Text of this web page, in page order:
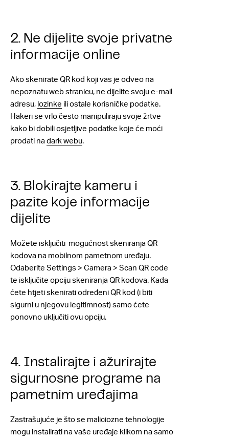
2. Ne dijelite svoje privatne
informacije online
Ako skenirate QR kod koji vas je odveo na
nepoznatu web stranicu, ne dijelite svoju e-mail
adresu, lozinke ili ostale korisničke podatke.
Hakeri se vrlo često manipuliraju svoje žrtve
kako bi dobili osjetljive podatke koje će moći
prodati na dark webu.
3. Blokirajte kameru i
pazite koje informacije
dijelite
Možete isključiti mogućnost skeniranja QR
kodova na mobilnom pametnom uređaju.
Odaberite Settings > Camera > Scan QR code
te isključite opciju skeniranja QR kodova. Kada
ćete htjeti skenirati određeni QR kod (i biti
sigurni u njegovu legitimnost) samo ćete
ponovno uključiti ovu opciju.
4. Instalirajte i ažurirajte
sigurnosne programe na
pametnim uređajima
Zastrašujuće je što se maliciozne tehnologije
mogu instalirati na vaše uređaje klikom na samo